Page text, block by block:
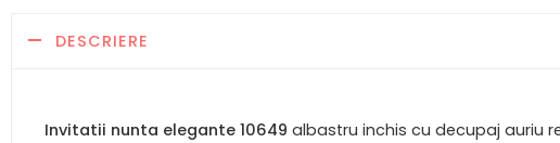
DESCRIERE
Invitatii nunta elegante 10649 albastru inchis cu decupaj auriu